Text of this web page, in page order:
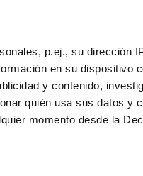
p.ej., su dirección
en su dispositivo
y contenido,
quién usa sus datos y
momento desde la
Más filtros - 1